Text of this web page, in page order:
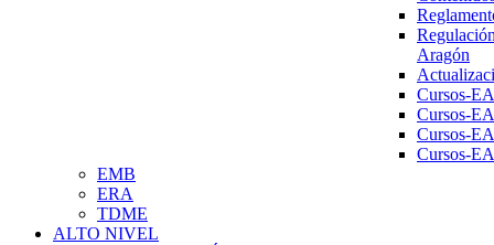
Aragón
Cursos-
Cursos-
Cursos-
Cursos-
EMB
ERA
TDME
ALTO NIVEL